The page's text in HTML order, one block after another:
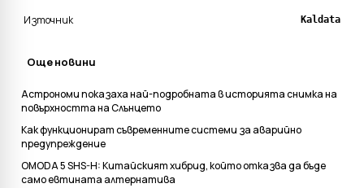
Източник Kaldata
Още новини
Астрономи показаха най-подробната в историята снимка на
повърхността на Слънцето
Kак функционират съвременните системи за аварийно
предупреждение
OMODA 5 SHS-H: Китайският хибрид, който отказва да бъде
само евтината алтернатива